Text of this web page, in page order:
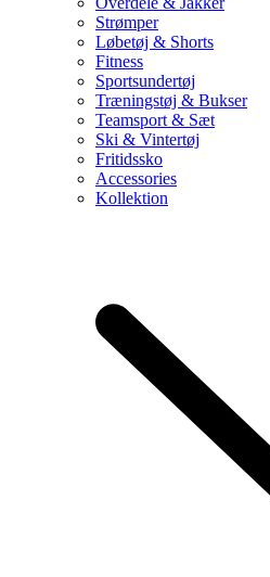
Strømper
Løbetøj & Shorts
Fitness
Sportsundertøj
Træningstøj & Bukser
Teamsport & Sæt
Ski & Vintertøj
Fritidssko
Accessories
Kollektion